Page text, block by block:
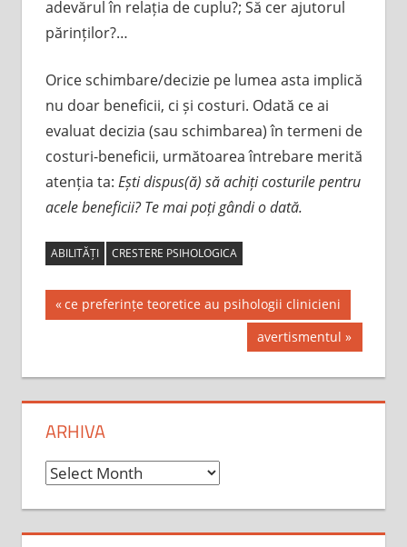
adevărul în relația de cuplu?; Să cer ajutorul
părinților?…
Orice schimbare/decizie pe lumea asta implică
nu doar beneficii, ci și costuri. Odată ce ai
evaluat decizia (sau schimbarea) în termeni de
costuri-beneficii, următoarea întrebare merită
atenția ta: Ești dispus(ă) să achiți costurile pentru
acele beneficii? Te mai poți gândi o dată.
ABILITĂȚI CRESTERE PSIHOLOGICA
Post
Previous
Post:
ce preferințe teoretice au psihologii clinicieni
Next
Post:
avertismentul
ARHIVA
Arhiva